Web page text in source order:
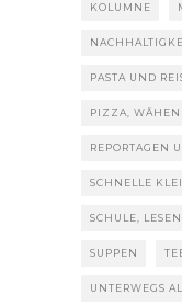
KOLUMNE
PASTA UND
PIZZA,
REPORTAGEN
SCHNELLE
SCHULE,
SUPPEN
UNTERWEGS